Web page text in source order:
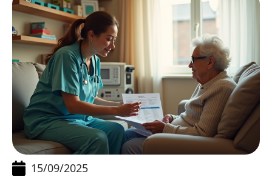
15/09/2025